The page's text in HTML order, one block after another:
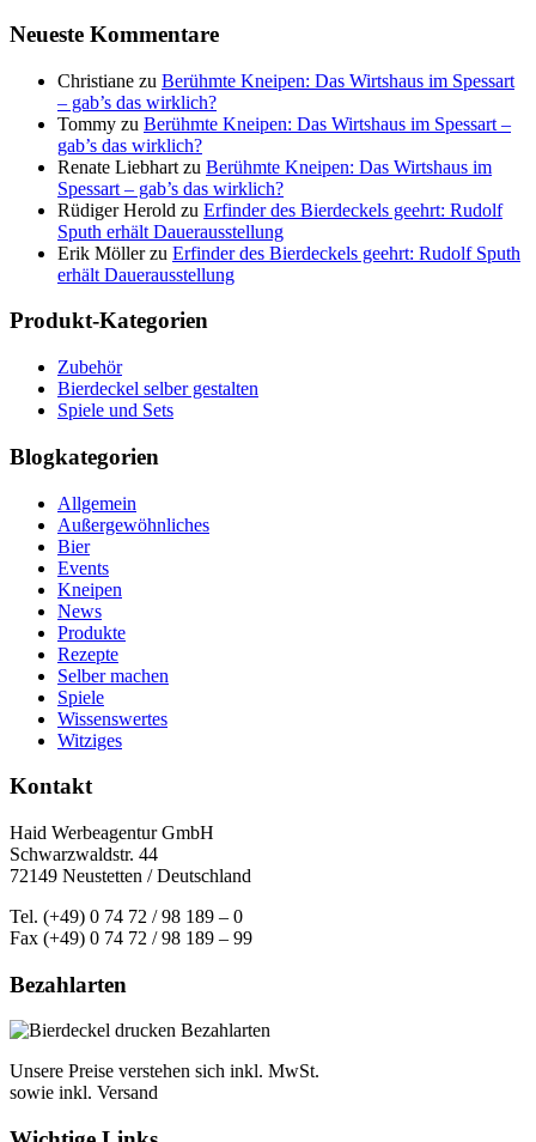
Neueste Kommentare
Christiane zu Berühmte Kneipen: Das Wirtshaus im Spessart
– gab’s das wirklich?
Tommy zu Berühmte Kneipen: Das Wirtshaus im Spessart –
gab’s das wirklich?
Renate Liebhart zu Berühmte Kneipen: Das Wirtshaus im
Spessart – gab’s das wirklich?
Rüdiger Herold zu Erfinder des Bierdeckels geehrt: Rudolf
Sputh erhält Dauerausstellung
Erik Möllerzu Erfinder des Bierdeckels geehrt: Rudolf Sputh
erhält Dauerausstellung
Produkt-Kategorien
Zubehör
Bierdeckel selber gestalten
Spiele und Sets
Blogkategorien
Allgemein
Außergewöhnliches
Bier
Events
Kneipen
News
Produkte
Rezepte
Selber machen
Spiele
Wissenswertes
Witziges
Kontakt
Haid Werbeagentur GmbH
Schwarzwaldstr. 44
72149 Neustetten / Deutschland
Tel. (+49) 0 74 72 / 98 189 – 0
Fax (+49) 0 74 72 / 98 189 – 99
Bezahlarten
Unsere Preise verstehen sich inkl. MwSt.
sowie inkl. Versand